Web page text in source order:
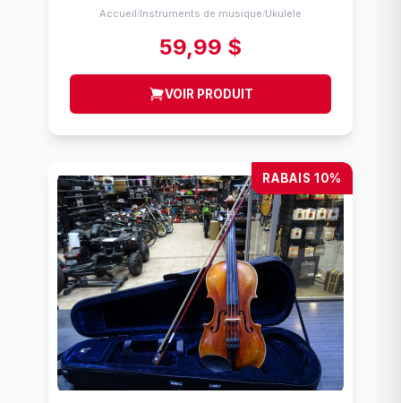
Accueil/Instruments de musique/Ukulele
59,99 $
VOIR PRODUIT
RABAIS 10%